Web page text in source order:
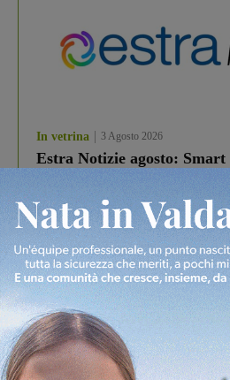
In vetrina 3 Agosto 2026
Estra Notizie agosto:
studenti coinvolti, torna il
debutta il podcast Estrair
Più lette
Figline Incisa Valdarno 1 Agosto
Piscina di Figline finanziata